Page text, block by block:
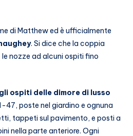
di Matthew ed è ufficialmente
. Si dice che la coppia
nozze ad alcuni ospiti fino
ospiti delle dimore di lusso
47, poste nel giardino e ognuna
tappeti sul pavimento, e posti a
nella parte anteriore. Ogni